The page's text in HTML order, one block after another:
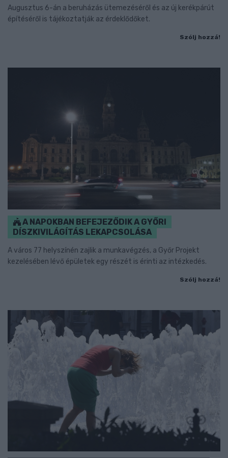
Augusztus 6-án a beruházás ütemezéséről és az új kerékpárút
építéséről is tájékoztatják az érdeklődőket.
Szólj hozzá!
A NAPOKBAN BEFEJEZŐDIK A GYŐRI
DÍSZKIVILÁGÍTÁS LEKAPCSOLÁSA
A város 77 helyszínén zajlik a munkavégzés, a Győr Projekt
kezelésében lévő épületek egy részét is érinti az intézkedés.
Szólj hozzá!